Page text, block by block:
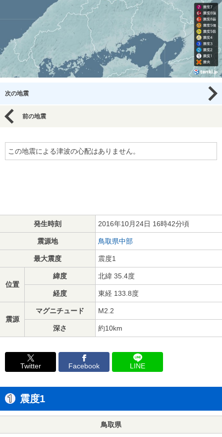
次の地震
前の地震
この地震による津波の心配はありません。
発生時刻 2016年10月24日 16時42分頃
震源地 鳥取県中部
最大震度 震度1
位置
緯度 北緯 35.4度
経度 東経 133.8度
震源
マグニチュード M2.2
深さ 約10km
Twitter Facebook LINE
震度1
鳥取県